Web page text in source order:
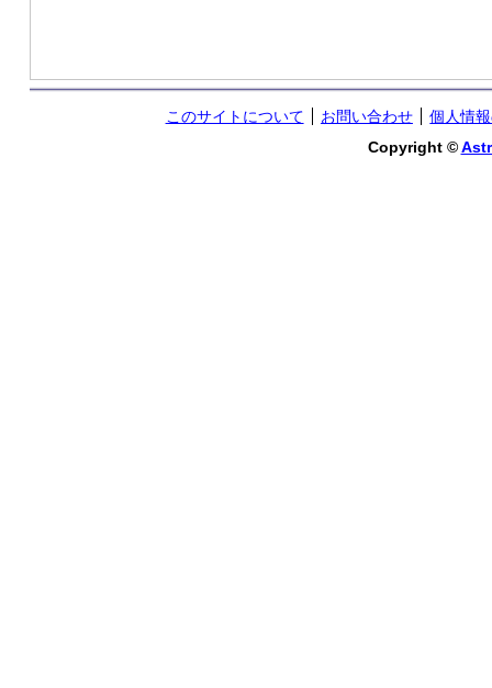
このサイトについて お問い合わせ
個人情
Copyright ©